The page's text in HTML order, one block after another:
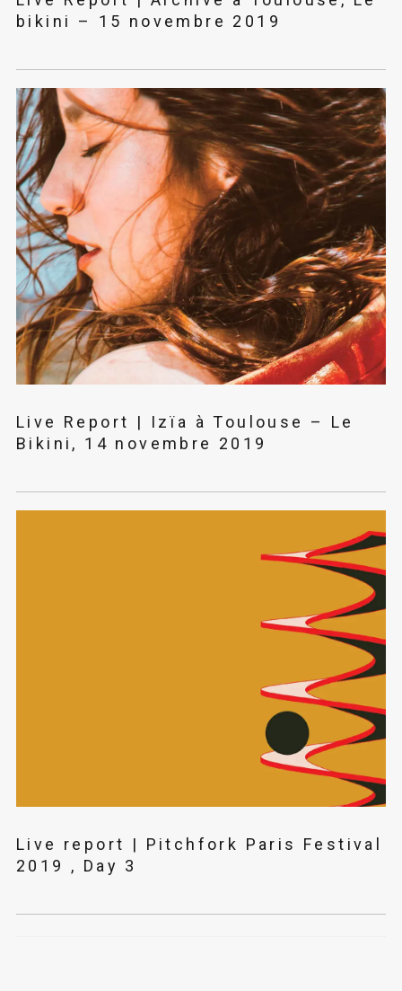
bikini – 15 novembre 2019
Live Report | Izïa à Toulouse – Le
Bikini, 14 novembre 2019
Live report | Pitchfork Paris Festival
2019 , Day 3